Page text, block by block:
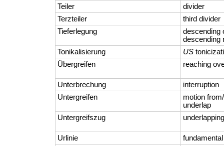
Teiler
divider
Terzteiler
third divider
Tieferlegung
descending
descending
Tonikalisierung
US
Übergreifen
reaching
Unterbrechung
interruption
Untergreifen
motion
underlap
Untergreifszug
Urlinie